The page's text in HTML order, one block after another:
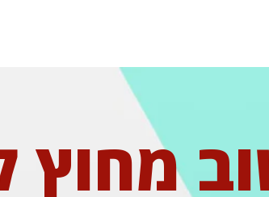
מחוץ